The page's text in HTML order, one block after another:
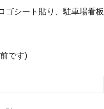
ゴシート貼り、駐車場看板
です)